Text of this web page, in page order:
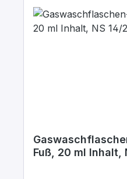
Fuß, 20 ml Inhalt,